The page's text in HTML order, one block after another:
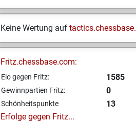
Keine Wertung auf
Fritz.chessbase.com:
Elo gegen Fritz: 1585
Gewinnpartien Fritz: 0
Schönheitspunkte
13
Erfolge gegen Fritz...